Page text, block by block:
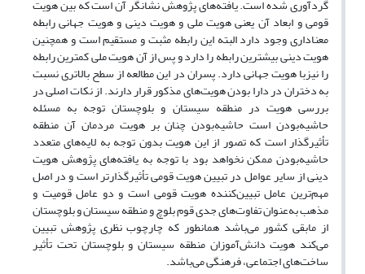
گردآوری شده است. یافته‌های پژوهش نشانگر آن است که بین هویت
قومی و ابعاد آن یعنی هویت ملی و هویت دینی و هویت جهانی رابطه
معناداری وجود دارد البته این رابطه مثبت و مستقیم است و همچنین
هویت دینی بیشترین رابطه را دارد و پس از آن هویت ملی کمترین رابطه
را نیزبا هویت جهانی دارد. پسران در این مطالعه از سطح بالاتری نسبت
به دختران در دارا بودن هویت‌های مذکور قرار دارند. از نکات اصلی در
بررسی هویت در منطقه سیستان و بلوچستان توجه به مسئله
حاشیه‌بودن است حاشیه‌بودن چنان بر هویت مردمان آن منطقه
تأثیرگذار است که تصور از این هویت بدون توجه به لایه‌های متعدد
حاشیه‌بودن ممکن نخواهد بود با توجه به یافته‌های پژوهش هویت
دینی از سایر عوامل در تبیین هویت قومی تأثیرگذارتر است و در اصل
مهم‌ترین عامل تبیین‌کننده هویت قومی است و دو عامل قومیت و
مذهب به‌عنوان تفاوت‌های جدی قوم بلوچ و منطقه سیستان و بلوچستان
از مابقی کشور می‌باشد همانطور که چارچوب نظری پژوهش تبیین
می‌کند هویت دانش‌آموزان منطقه سیستان و بلوچستان تحت تأثیر
ساخت‌های اجتماعی، فرهنگی می‌باشد.